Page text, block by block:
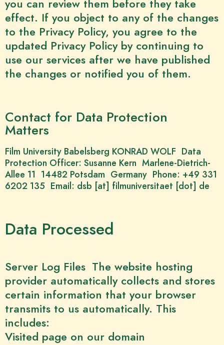
you can review them before they take
effect. If you object to any of the changes
to the Privacy Policy, you agree to the
updated Privacy Policy by continuing to
use our services after we have published
the changes or notified you of them.
Contact for Data Protection
Matters
Film University Babelsberg KONRAD WOLF Data
Protection Officer: Susanne Kern Marlene-Dietrich-
Allee 11 14482 Potsdam Germany Phone: +49 331
6202 135 Email: dsb [at] filmuniversitaet [dot] de
Data Processed
Server Log Files The website hosting
provider automatically collects and stores
certain information that your browser
transmits to us automatically. This
includes:
Visited page on our domain